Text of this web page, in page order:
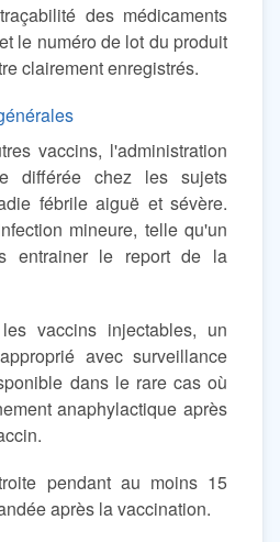
des médicaments
le numéro de lot du produit
clairement enregistrés.
vaccins, l'administration
différée chez les sujets
fébrile aiguë et sévère.
mineure, telle qu'un
entrainer le report de la
vaccins injectables, un
avec surveillance
dans le rare cas où
anaphylactique après
pendant au moins 15
après la vaccination.